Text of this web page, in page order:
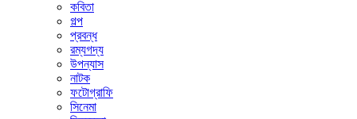
কবিতা
গল্প
প্রবন্ধ
রম্যগদ্য
উপন্যাস
নাটক
ফটোগ্রাফি
সিনেমা